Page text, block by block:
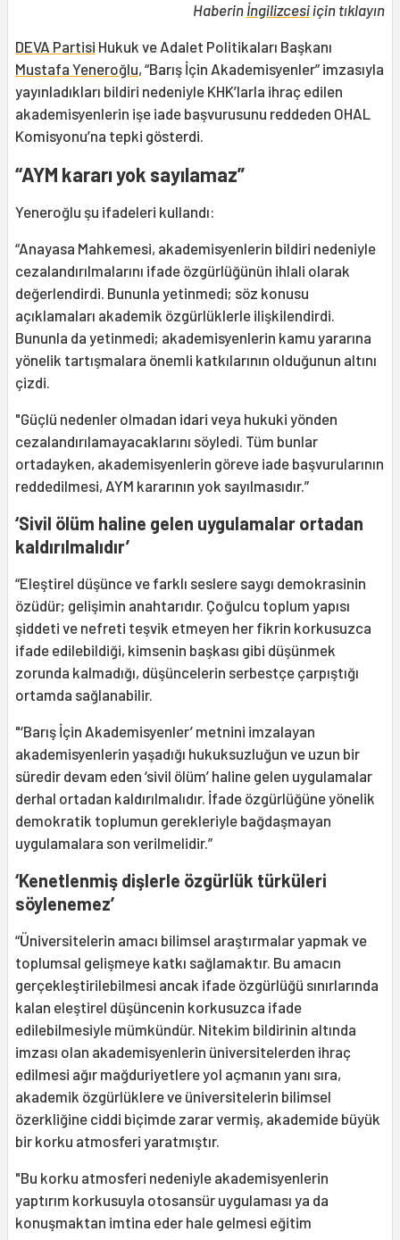
Haberin İngilizcesiiçin tıklayın
DEVA Partisi Hukuk ve Adalet Politikaları Başkanı
Mustafa Yeneroğlu, “Barış İçin Akademisyenler” imzasıyla
yayınladıkları bildiri nedeniyle KHK’larla ihraç edilen
akademisyenlerin işe iade başvurusunu reddeden OHAL
Komisyonu’na tepki gösterdi.
“AYM kararı yok sayılamaz”
Yeneroğlu şu ifadeleri kullandı:
“Anayasa Mahkemesi, akademisyenlerin bildiri nedeniyle
cezalandırılmalarını ifade özgürlüğünün ihlali olarak
değerlendirdi. Bununla yetinmedi; söz konusu
açıklamaları akademik özgürlüklerle ilişkilendirdi.
Bununla da yetinmedi; akademisyenlerin kamu yararına
yönelik tartışmalara önemli katkılarının olduğunun altını
çizdi.
"Güçlü nedenler olmadan idari veya hukuki yönden
cezalandırılamayacaklarını söyledi. Tüm bunlar
ortadayken, akademisyenlerin göreve iade başvurularının
reddedilmesi, AYM kararının yok sayılmasıdır.”
‘Sivil ölüm haline gelen uygulamalar ortadan
kaldırılmalıdır’
“Eleştirel düşünce ve farklı seslere saygı demokrasinin
özüdür; gelişimin anahtarıdır. Çoğulcu toplum yapısı
şiddeti ve nefreti teşvik etmeyen her fikrin korkusuzca
ifade edilebildiği, kimsenin başkası gibi düşünmek
zorunda kalmadığı, düşüncelerin serbestçe çarpıştığı
ortamda sağlanabilir.
"‘Barış İçin Akademisyenler’ metnini imzalayan
akademisyenlerin yaşadığı hukuksuzluğun ve uzun bir
süredir devam eden ‘sivil ölüm’ haline gelen uygulamalar
derhal ortadan kaldırılmalıdır. İfade özgürlüğüne yönelik
demokratik toplumun gerekleriyle bağdaşmayan
uygulamalara son verilmelidir.”
‘Kenetlenmiş dişlerle özgürlük türküleri
söylenemez’
“Üniversitelerin amacı bilimsel araştırmalar yapmak ve
toplumsal gelişmeye katkı sağlamaktır. Bu amacın
gerçekleştirilebilmesi ancak ifade özgürlüğü sınırlarında
kalan eleştirel düşüncenin korkusuzca ifade
edilebilmesiyle mümkündür. Nitekim bildirinin altında
imzası olan akademisyenlerin üniversitelerden ihraç
edilmesi ağır mağduriyetlere yol açmanın yanı sıra,
akademik özgürlüklere ve üniversitelerin bilimsel
özerkliğine ciddi biçimde zarar vermiş, akademide büyük
bir korku atmosferi yaratmıştır.
"Bu korku atmosferi nedeniyle akademisyenlerin
yaptırım korkusuyla otosansür uygulaması ya da
konuşmaktan imtina eder hale gelmesi eğitim